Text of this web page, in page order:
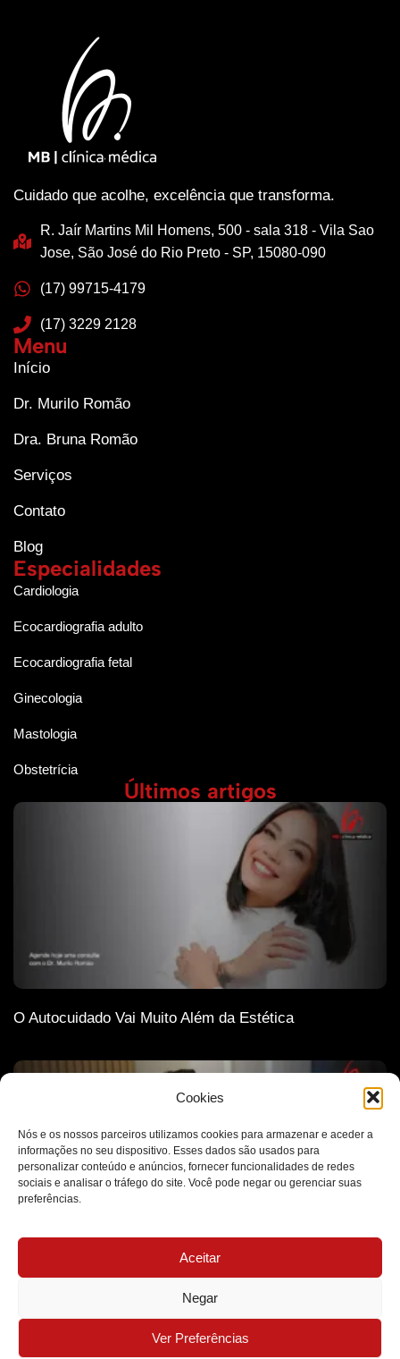
Cookies
Nós e os nossos parceiros utilizamos cookies para armazenar e aceder a
informações no seu dispositivo. Esses dados são usados para
personalizar conteúdo e anúncios, fornecer funcionalidades de redes
sociais e analisar o tráfego do site. Você pode negar ou gerenciar suas
preferências.
Aceitar
Negar
Ver Preferências
Cuidado que acolhe, excelência que transforma.
R. Jaír Martins Mil Homens, 500 - sala 318 - Vila Sao
Jose, São José do Rio Preto - SP, 15080-090
(17) 99715-4179
(17) 3229 2128
Menu
Início
Dr. Murilo Romão
Dra. Bruna Romão
Serviços
Contato
Blog
Especialidades
Cardiologia
Ecocardiografia adulto
Ecocardiografia fetal
Ginecologia
Mastologia
Obstetrícia
Últimos artigos
O Autocuidado Vai Muito Além da Estética
A Ética Como Base de Todas as Decisões Médicas